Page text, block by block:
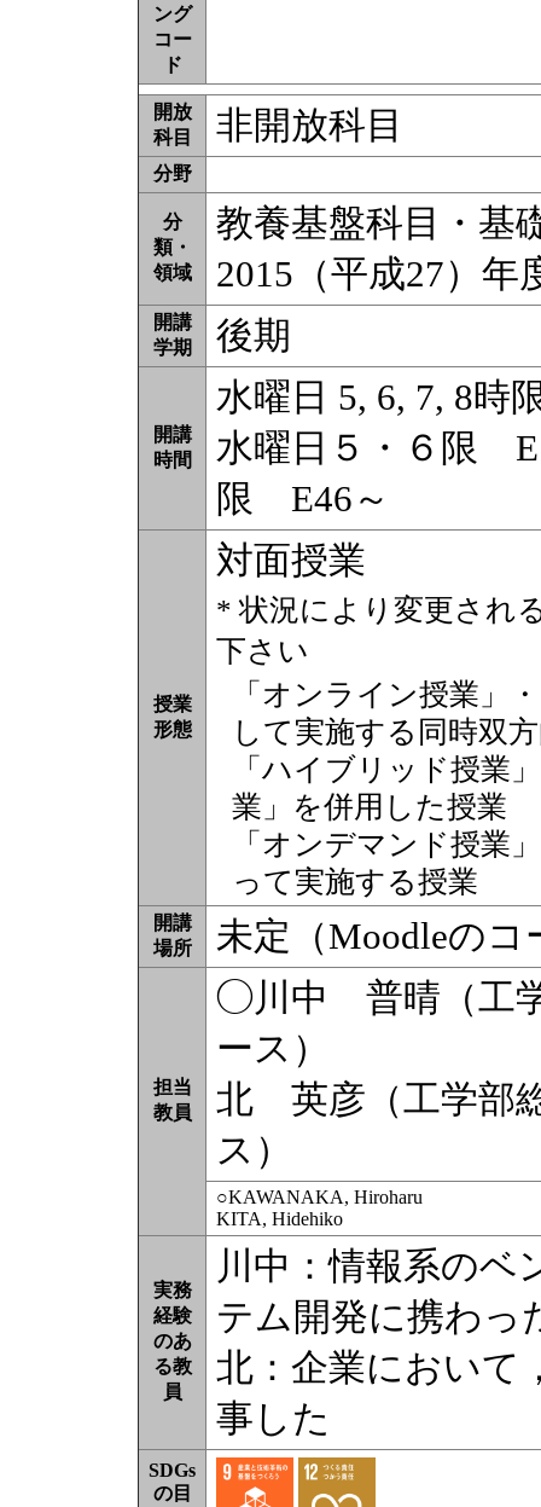
ング
コー
ド
開放
科目
非開放科目
分野
分
類・
領域
教養基盤科目・基
2015（平成27）年
開講
学期
後期
開講
時間
水曜日 5, 6, 7, 8時
水曜日５・６限
限 E46～
授業
形態
対面授業
* 状況により変更され
下さい
「オンライン授業」
して実施する同時双
「ハイブリッド授業
業」を併用した授業
「オンデマンド授業
って実施する授業
開講
場所
未定（Moodleの
担当
教員
◯川中 普晴（工
ース）
北 英彦（工学部
ス）
○KAWANAKA, Hiroharu
KITA, Hidehiko
実務
経験
のあ
る教
員
川中：情報系のベ
テム開発に携わっ
北：企業において
事した
SDGs
の目